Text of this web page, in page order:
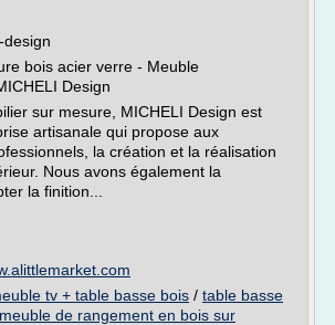
design
bois acier verre - Meuble
Design
sur mesure, MICHELI Design est
artisanale qui propose aux
la création et la réalisation
Nous avons également la
la finition...
tv + table basse bois / table basse
meuble de rangement en bois sur